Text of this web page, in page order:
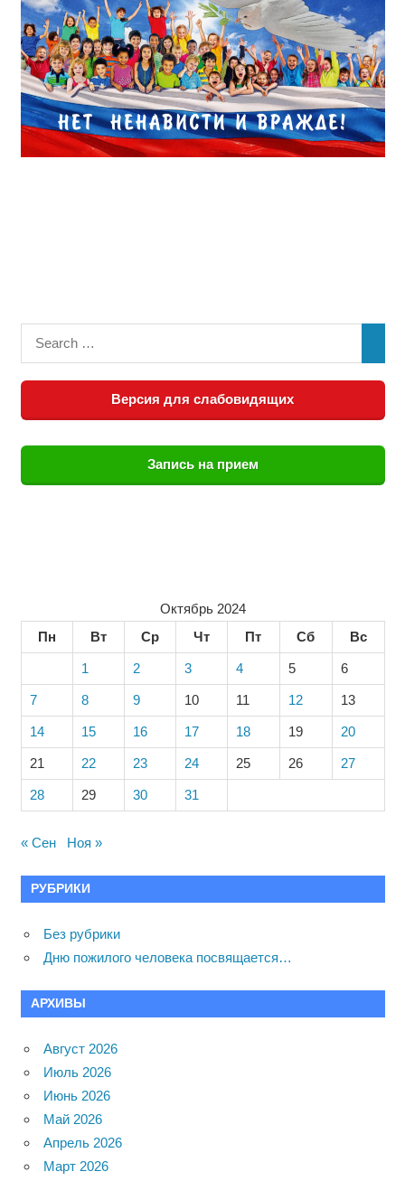
Версия для слабовидящих
Запись на прием
Октябрь 2024
Пн
Вт Ср Чт Пт Сб Вс
1 2 3 4 5 6
7 8 9 10 11 12 13
14 15 16 17 18 19 20
21 22 23 24 25 26 27
28 29 30 31
« Сен Ноя »
РУБРИКИ
Без рубрики
Дню пожилого человека посвящается…
АРХИВЫ
Август 2026
Июль 2026
Июнь 2026
Май 2026
Апрель 2026
Март 2026